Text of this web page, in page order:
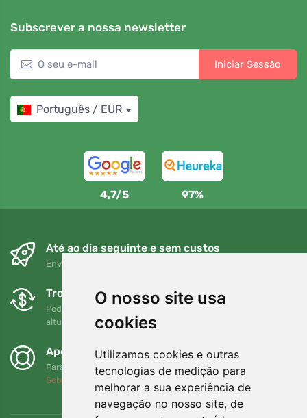
O nosso site usa
cookies
Utilizamos cookies e outras
tecnologias de medição para
melhorar a sua experiência de
navegação no nosso site, de
Subscrever a nossa newsletter
Iniciar Sessão
Português / EUR
4,7/5 97%
Até ao dia seguinte e sem custos
Envio gratuito para encomendas superiores a 80 EUR
Trocas e devoluções gratuitas
Pode devolver ou trocar a sua encomenda em qualquer
altura no prazo de 90 dias
Apoiamos a Trees.org
Para cada encomenda plantamos uma árvore! Leia mais
Sobre nós